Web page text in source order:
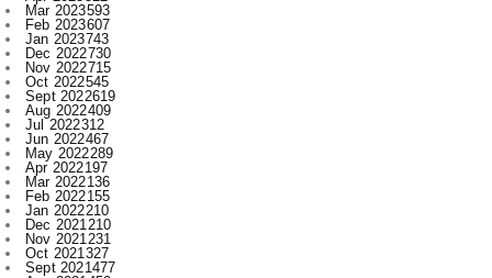
Nov 2022715
Oct 2022545
Sept 2022619
Aug 2022409
Jul 2022312
Jun 2022467
May 2022289
Apr 2022197
Mar 2022136
Feb 2022155
Jan 2022210
Dec 2021210
Nov 2021231
Oct 2021327
Sept 2021477
Aug 2021450
Jul 2021421
Jun 2021396
May 2021393